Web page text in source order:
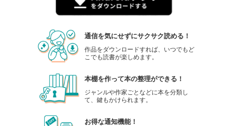
通信を気にせずにサクサク読める！
作品をダウンロードすれば、いつでもど
こでも読書が楽しめます。
本棚を作って本の整理ができる！
ジャンルや作家ごとなどに本を分類し
て、鍵もかけられます。
お得な通知機能！